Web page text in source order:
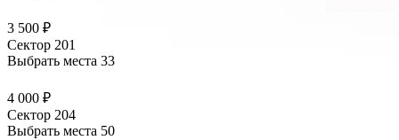
3 500 ₽
Сектор 201
Выбрать места 33
4 000 ₽
Сектор 204
Выбрать места 50